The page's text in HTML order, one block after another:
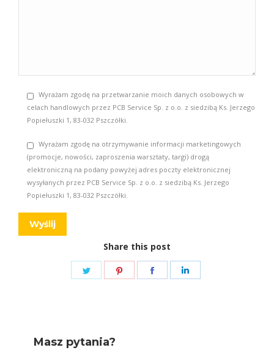
Wyrażam zgodę na przetwarzanie moich danych osobowych w
celach handlowych przez PCB Service Sp. z o.o. z siedzibą Ks. Jerzego
Popiełuszki 1, 83-032 Pszczółki.
Wyrażam zgodę na otrzymywanie informacji marketingowych
(promocje, nowości, zaproszenia warsztaty, targi) drogą
elektroniczną na podany powyżej adres poczty elektronicznej
wysyłanych przez PCB Service Sp. z o.o. z siedzibą Ks. Jerzego
Popiełuszki 1, 83-032 Pszczółki.
Share this post
Share
Share
Share
Masz pytania?